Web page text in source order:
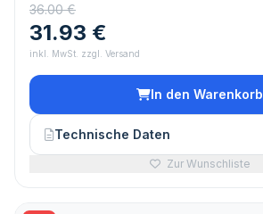
36.00 €
31.93 €
inkl. MwSt. zzgl. Versand
In den Warenkorb
Technische Daten
Zur Wunschliste